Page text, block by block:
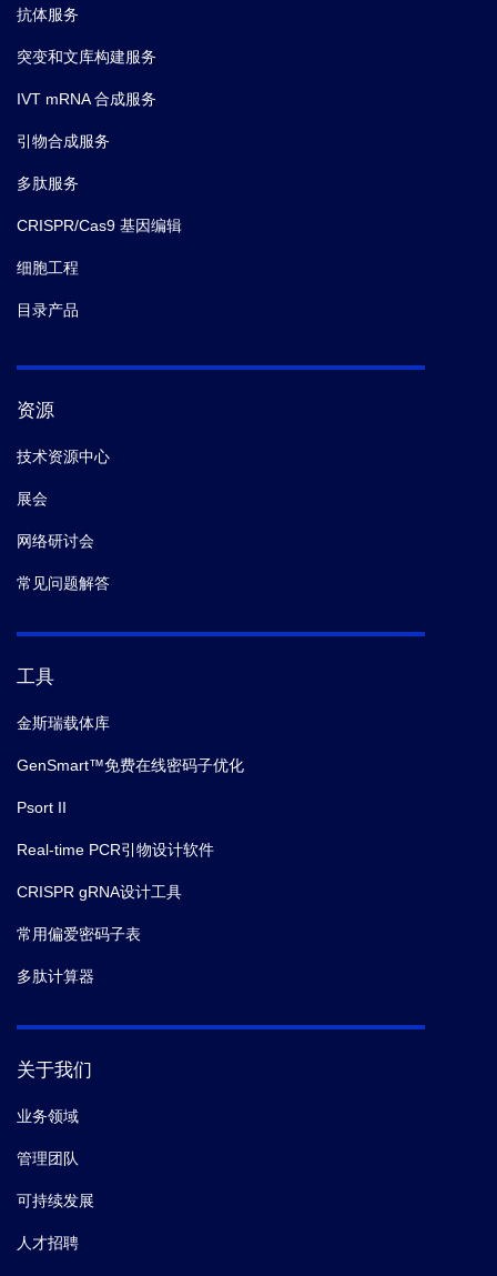
抗体服务
突变和文库构建服务
IVT mRNA 合成服务
引物合成服务
多肽服务
CRISPR/Cas9 基因编辑
细胞工程
目录产品
资源
技术资源中心
展会
网络研讨会
常见问题解答
工具
金斯瑞载体库
GenSmart™免费在线密码子优化
Psort II
Real-time PCR引物设计软件
CRISPR gRNA设计工具
常用偏爱密码子表
多肽计算器
关于我们
业务领域
管理团队
可持续发展
人才招聘